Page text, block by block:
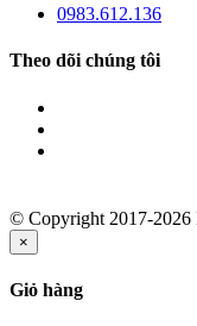
0983.612.136
Theo dõi chúng tôi
© Copyright 2017-2026
×
Giỏ hàng